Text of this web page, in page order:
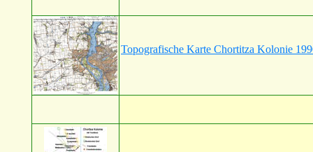
Topografische Karte Chortitza Kolonie